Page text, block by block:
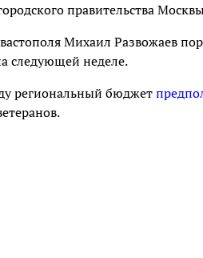
правительства
Михаил Развожаев
следующей неделе.
региональный бюджет